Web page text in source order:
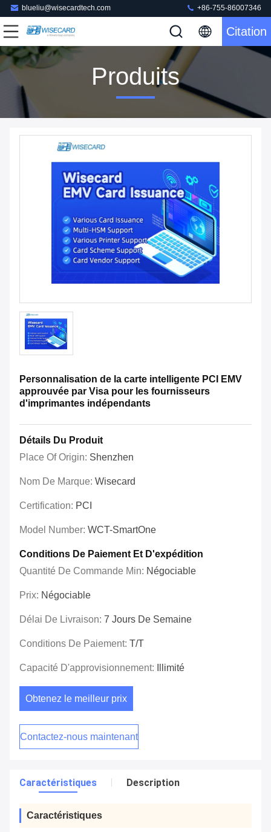
blueliu@wisecardtech.com +86-755-86007346
Citation
Produits
Personnalisation de la carte intelligente PCI EMV
approuvée par Visa pour les fournisseurs
d'imprimantes indépendants
Détails Du Produit
Place Of Origin: Shenzhen
Nom De Marque: Wisecard
Certification: PCI
Model Number: WCT-SmartOne
Conditions De Paiement Et D'expédition
Quantité De Commande Min: Négociable
Prix: Négociable
Délai De Livraison: 7 Jours De Semaine
Conditions De Paiement: T/T
Capacité D'approvisionnement: Illimité
Obtenez le meilleur prix
Contactez-nous maintenant
Caractéristiques Description
Caractéristiques